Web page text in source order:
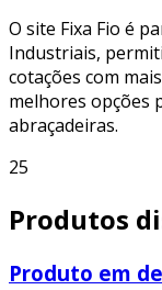
O site Fixa Fio é
Industriais,
cotações com
melhores opções
abraçadeiras.
25
Produtos
Produto em